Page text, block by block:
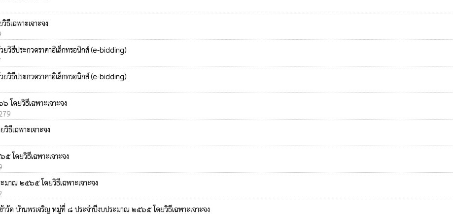
เฉพาะเจาะจง
วิธีประกวดราคาอิเล็กทรอนิกส์ (e-bidding)
วิธีประกวดราคาอิเล็กทรอนิกส์ (e-bidding)
โดยวิธีเฉพาะเจาะจง
ธีเฉพาะเจาะจง
โดยวิธีเฉพาะเจาะจง
มาณ ๒๕๖๕ โดยวิธีเฉพาะเจาะจง
าวัด บ้านพรเจริญ หมู่ที่ ๘ ประจำปีงบประมาณ ๒๕๖๕ โดยวิธีเฉพาะเจาะจง